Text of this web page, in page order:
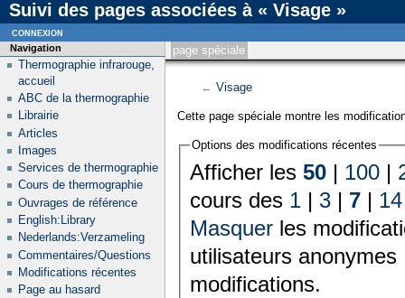
Suivi des pages associées à « Visage »
page spéciale
← Visage
Cette page spéciale montre les
Options des modifications récentes
Afficher les 50| 100|
cours des 1| 3| 7| 14
Masquerles
utilisateurs
modifications.
Navigation
Thermographie infrarouge,
accueil
ABC de la thermographie
Librairie
Articles
Images
Services de thermographie
Cours de thermographie
Ouvrages de référence
English:Library
Nederlands:Verzameling
Commentaires/Questions
Modifications récentes
Page au hasard
connexion